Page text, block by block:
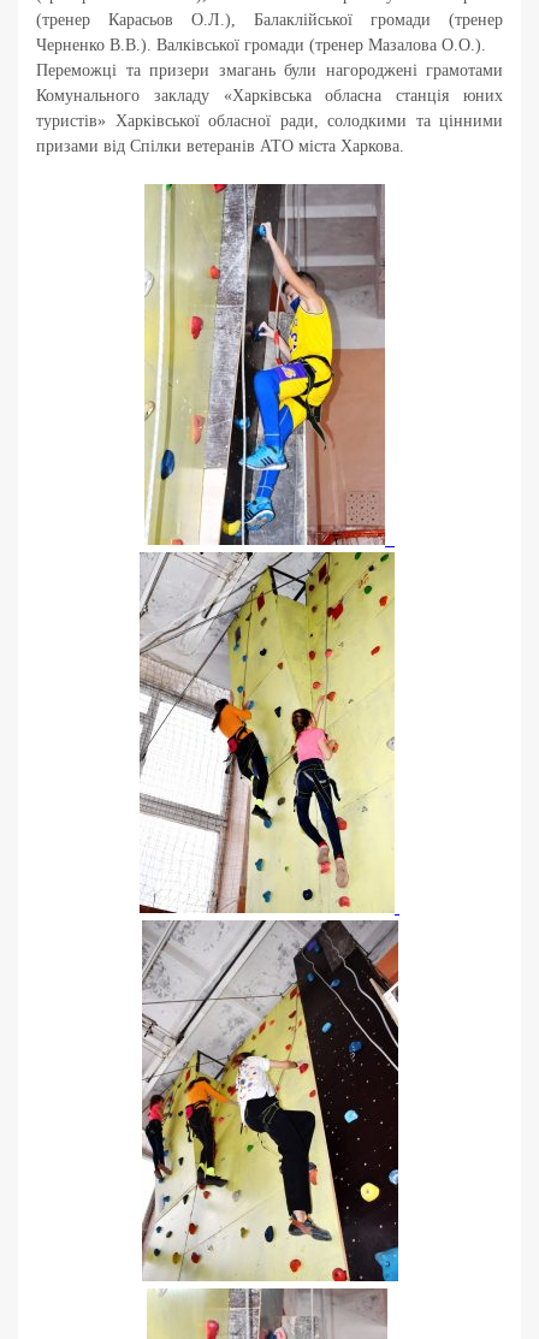
(тренер Карасьов О.Л.), Балаклійської громади (тренер
Черненко В.В.). Валківської громади (тренер Мазалова О.О.).
Переможці та призери змагань були нагороджені грамотами
Комунального закладу «Харківська обласна станція юних
туристів» Харківської обласної ради, солодкими та цінними
призами від Спілки ветеранів АТО міста Харкова.